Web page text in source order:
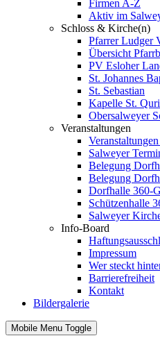
Firmen A-Z
Aktiv im
Schloss & Kirche(n)
Pfarrer Ludger
Übersicht
PV Esloher
St. Johannes
St. Sebastian
Kapelle St.
Obersalweyer
Veranstaltungen
Salweyer
Belegung
Belegung
Dorfhalle 360-
Schützenhalle
Salweyer
Info-Board
Impressum
Wer steckt
Barrierefreiheit
Kontakt
Bildergalerie
Mobile Menu Toggle